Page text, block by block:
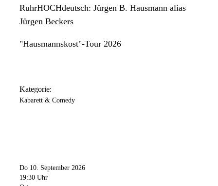
RuhrHOCHdeutsch: Jürgen B. Hausmann alias
Jürgen Beckers
"Hausmannskost"-Tour 2026
Kategorie:
Kabarett & Comedy
Do 10. September 2026
19:30 Uhr